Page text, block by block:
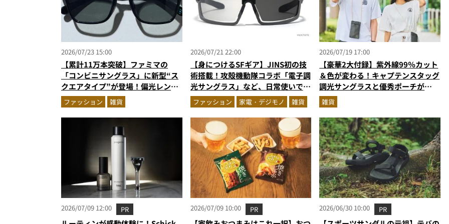
2026/07/23 15:00
【累計11万本突破】ファミマの
「コンビニサングラス」に新型“ス
クエアタイプ”が登場！偏光レンズ
採用で2,490円の高コスパ
ファッション 雑貨
2026/07/21 22:00
【身につけるSFギア】JINS初の技
術搭載！攻殻機動隊コラボ「電子調
光サングラス」など、日常使いでき
る“近未来ギア”が発売開始
ファッション 家電・デジモノ 雑貨
2026/07/19 17:00
【豪華2大付録】紫外線99％カット
＆色が変わる！キャプテンスタッグ
調光サングラスと優秀ポーチが
MonoMax増刊に登場
雑貨
2026/07/09 12:00 PR 2026/07/09 10:00 PR 2026/06/30 10:00 PR